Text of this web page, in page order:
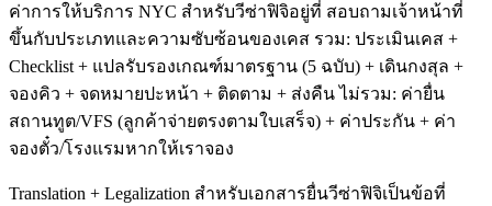
ค่าการให้บริการ NYC สำหรับวีซ่าฟิจิอยู่ที่ สอบถามเจ้าหน้าที่
ขึ้นกับประเภทและความซับซ้อนของเคส รวม: ประเมินเคส +
Checklist + แปลรับรองเกณฑ์มาตรฐาน (5 ฉบับ) + เดินกงสุล +
จองคิว + จดหมายปะหน้า + ติดตาม + ส่งคืน ไม่รวม: ค่ายื่น
สถานทูต/VFS (ลูกค้าจ่ายตรงตามใบเสร็จ) + ค่าประกัน + ค่า
จองตั๋ว/โรงแรมหากให้เราจอง
Translation + Legalization สำหรับเอกสารยื่นวีซ่าฟิจิเป็นข้อที่